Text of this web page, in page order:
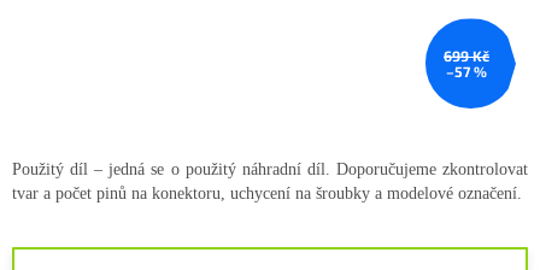
699 Kč
–57 %
Použitý díl – jedná se o použitý náhradní díl. Doporučujeme zkontrolovat
tvar a počet pinů na konektoru, uchycení na šroubky a modelové označení.